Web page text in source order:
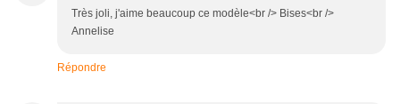
Très joli, j'aime beaucoup ce modèle<br /> Bises<br />
Annelise
Répondre